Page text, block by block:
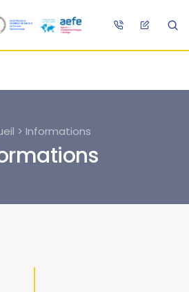
> Informations